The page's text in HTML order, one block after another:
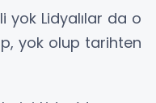
yok Lidyalılar da o
yok olup tarihten